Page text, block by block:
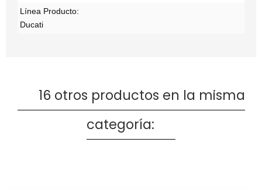
Línea Producto:
Ducati
16 otros productos en la misma
categoría: